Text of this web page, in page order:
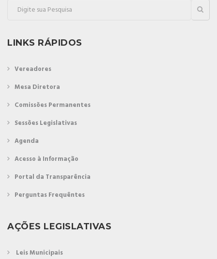
LINKS RÁPIDOS
Vereadores
Mesa Diretora
Comissões Permanentes
Sessões Legislativas
Agenda
Acesso à Informação
Portal da Transparência
Perguntas Frequêntes
AÇÕES LEGISLATIVAS
Leis Municipais